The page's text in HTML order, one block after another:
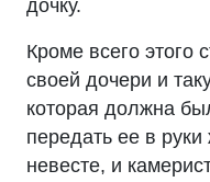
дочку.
Кроме всего этого
своей дочери и
которая должна
передать ее в
невесте, и